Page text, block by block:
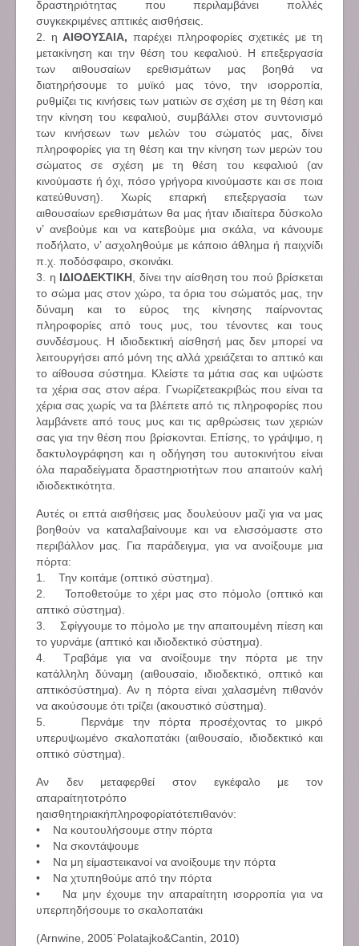
δραστηριότητας που περιλαμβάνει πολλές
συγκεκριμένες απτικές αισθήσεις.
2. η ΑΙΘΟΥΣΑΙΑ, παρέχει πληροφορίες σχετικές με τη
μετακίνηση και την θέση του κεφαλιού. Η επεξεργασία
των αιθουσαίων ερεθισμάτων μας βοηθά να
διατηρήσουμε το μυϊκό μας τόνο, την ισορροπία,
ρυθμίζει τις κινήσεις των ματιών σε σχέση με τη θέση και
την κίνηση του κεφαλιού, συμβάλλει στον συντονισμό
των κινήσεων των μελών του σώματός μας, δίνει
πληροφορίες για τη θέση και την κίνηση των μερών του
σώματος σε σχέση με τη θέση του κεφαλιού (αν
κινούμαστε ή όχι, πόσο γρήγορα κινούμαστε και σε ποια
κατεύθυνση). Χωρίς επαρκή επεξεργασία των
αιθουσαίων ερεθισμάτων θα μας ήταν ιδιαίτερα δύσκολο
ν’ ανεβούμε και να κατεβούμε μια σκάλα, να κάνουμε
ποδήλατο, ν’ ασχοληθούμε με κάποιο άθλημα ή παιχνίδι
π.χ. ποδόσφαιρο, σκοινάκι.
3. η ΙΔΙΟΔΕΚΤΙΚΗ, δίνει την αίσθηση του πού βρίσκεται
το σώμα μας στον χώρο, τα όρια του σώματός μας, την
δύναμη και το εύρος της κίνησης παίρνοντας
πληροφορίες από τους μυς, του τένοντες και τους
συνδέσμους. Η ιδιοδεκτική αίσθησή μας δεν μπορεί να
λειτουργήσει από μόνη της αλλά χρειάζεται το απτικό και
το αίθουσα σύστημα. Κλείστε τα μάτια σας και υψώστε
τα χέρια σας στον αέρα. Γνωρίζετεακριβώς που είναι τα
χέρια σας χωρίς να τα βλέπετε από τις πληροφορίες που
λαμβάνετε από τους μυς και τις αρθρώσεις των χεριών
σας για την θέση που βρίσκονται. Επίσης, το γράψιμο, η
δακτυλογράφηση και η οδήγηση του αυτοκινήτου είναι
όλα παραδείγματα δραστηριοτήτων που απαιτούν καλή
ιδιοδεκτικότητα.
Αυτές οι επτά αισθήσεις μας δουλεύουν μαζί για να μας
βοηθούν να καταλαβαίνουμε και να ελισσόμαστε στο
περιβάλλον μας. Για παράδειγμα, για να ανοίξουμε μια
πόρτα:
1. Την κοιτάμε (οπτικό σύστημα).
2. Τοποθετούμε το χέρι μας στο πόμολο (οπτικό και
απτικό σύστημα).
3. Σφίγγουμε το πόμολο με την απαιτουμένη πίεση και
το γυρνάμε (απτικό και ιδιοδεκτικό σύστημα).
4. Τραβάμε για να ανοίξουμε την πόρτα με την
κατάλληλη δύναμη (αιθουσαίο, ιδιοδεκτικό, οπτικό και
απτικόσύστημα). Αν η πόρτα είναι χαλασμένη πιθανόν
να ακούσουμε ότι τρίζει (ακουστικό σύστημα).
5. Περνάμε την πόρτα προσέχοντας το μικρό
υπερυψωμένο σκαλοπατάκι (αιθουσαίο, ιδιοδεκτικό και
οπτικό σύστημα).
Αν δεν μεταφερθεί στον εγκέφαλο με τον
απαραίτητοτρόπο
ηαισθητηριακήπληροφορίατότεπιθανόν:
• Να κουτουλήσουμε στην πόρτα
• Να σκοντάψουμε
• Να μη είμαστεικανοί να ανοίξουμε την πόρτα
• Να χτυπηθούμε από την πόρτα
• Να μην έχουμε την απαραίτητη ισορροπία για να
υπερπηδήσουμε το σκαλοπατάκι
(Arnwine, 2005˙Polatajko&Cantin, 2010)